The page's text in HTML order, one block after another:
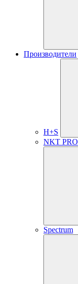
Производители
H+S
NKT PRO
Spectrum